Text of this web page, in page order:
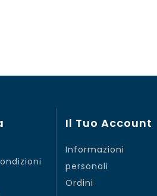
Il Tuo Account
Informazioni
personali
Ordini